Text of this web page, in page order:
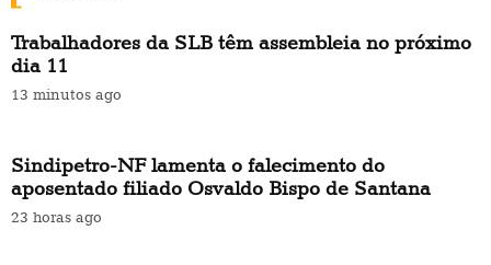
Trabalhadores da SLB têm assembleia no próximo
dia 11
13 minutos ago
Sindipetro-NF lamenta o falecimento do
aposentado filiado Osvaldo Bispo de Santana
23 horas ago